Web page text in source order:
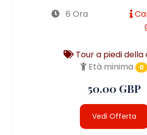
6 Ora
Tour a piedi
Età minima
0
50.00 GBP
Vedi Offerta